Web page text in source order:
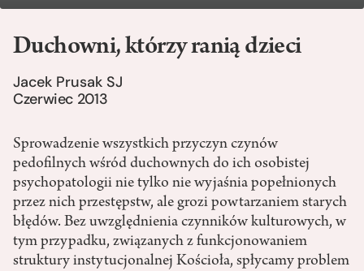
Duchowni, którzy ranią dzieci
Jacek Prusak SJ
Czerwiec 2013
Sprowadzenie wszystkich przyczyn czynów
pedofilnych wśród duchownych do ich osobistej
psychopatologii nie tylko nie wyjaśnia popełnionych
przez nich przestępstw, ale grozi powtarzaniem starych
błędów. Bez uwzględnienia czynników kulturowych, w
tym przypadku, związanych z funkcjonowaniem
struktury instytucjonalnej Kościoła, spłycamy problem